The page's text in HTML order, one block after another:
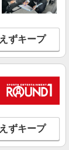
ずキープ
ずキープ